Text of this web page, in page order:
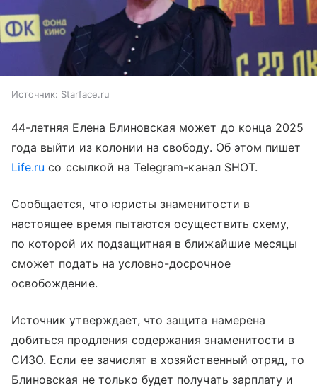
Источник: Starface.ru
44-летняя Елена Блиновская может до конца 2025
года выйти из колонии на свободу. Об этом пишет
Life.ru со ссылкой на Telegram-канал SHOT.
Сообщается, что юристы знаменитости в
настоящее время пытаются осуществить схему,
по которой их подзащитная в ближайшие месяцы
сможет подать на условно-досрочное
освобождение.
Источник утверждает, что защита намерена
добиться продления содержания знаменитости в
СИЗО. Если ее зачислят в хозяйственный отряд, то
Блиновская не только будет получать зарплату и